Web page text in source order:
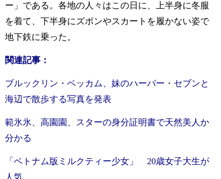
ー」である。各地の人々はこの日に、上半身に冬服
を着て、下半身にズボンやスカートを履かない姿で
地下鉄に乗った。
関連記事：
ブルックリン・ベッカム、妹のハーパー・セブンと
海辺で散歩する写真を発表
範氷氷、高園園、スターの身分証明書で天然美人か
分かる
「ベトナム版ミルクティー少女」 20歳女子大生が